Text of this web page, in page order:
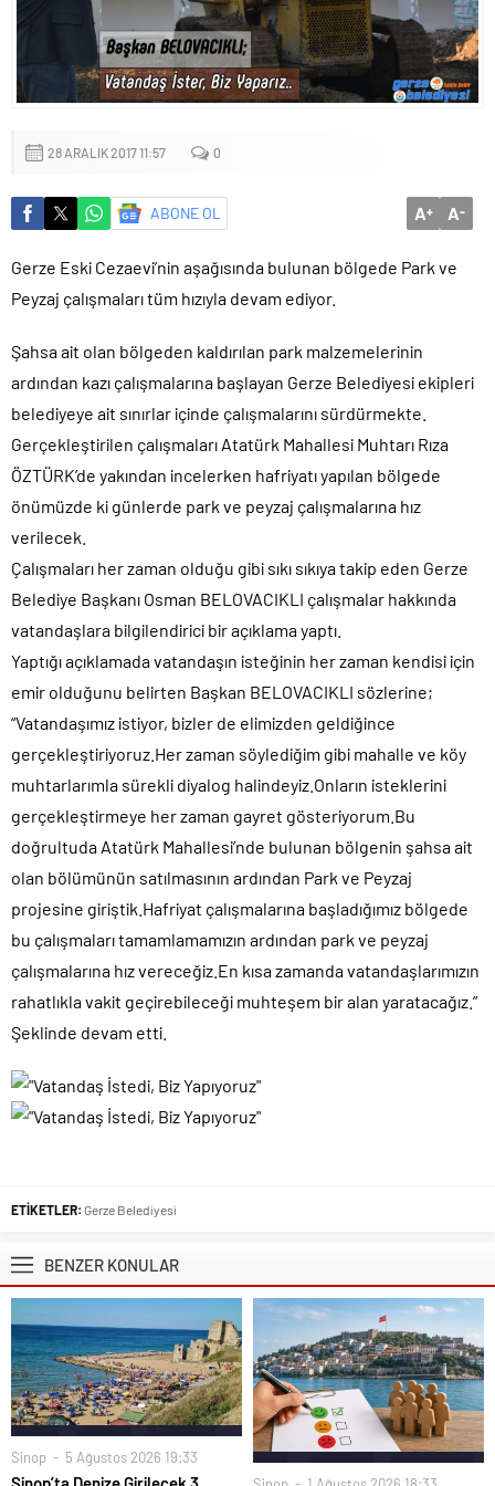
Küçük işletmeler büyük siber risklerle karşı karşıya
28 ARALIK 2017 11:57 0
ABONE OL A+ A-
Gerze Eski Cezaevi’nin aşağısında bulunan bölgede Park ve
Peyzaj çalışmaları tüm hızıyla devam ediyor.
Şahsa ait olan bölgeden kaldırılan park malzemelerinin
ardından kazı çalışmalarına başlayan Gerze Belediyesi ekipleri
belediyeye ait sınırlar içinde çalışmalarını sürdürmekte.
Gerçekleştirilen çalışmaları Atatürk Mahallesi Muhtarı Rıza
ÖZTÜRK’de yakından incelerken hafriyatı yapılan bölgede
önümüzde ki günlerde park ve peyzaj çalışmalarına hız
verilecek.
Çalışmaları her zaman olduğu gibi sıkı sıkıya takip eden Gerze
Belediye Başkanı Osman BELOVACIKLI çalışmalar hakkında
vatandaşlara bilgilendirici bir açıklama yaptı.
Yaptığı açıklamada vatandaşın isteğinin her zaman kendisi için
emir olduğunu belirten Başkan BELOVACIKLI sözlerine;
“Vatandaşımız istiyor, bizler de elimizden geldiğince
gerçekleştiriyoruz.Her zaman söylediğim gibi mahalle ve köy
muhtarlarımla sürekli diyalog halindeyiz.Onların isteklerini
gerçekleştirmeye her zaman gayret gösteriyorum.Bu
doğrultuda Atatürk Mahallesi’nde bulunan bölgenin şahsa ait
olan bölümünün satılmasının ardından Park ve Peyzaj
projesine giriştik.Hafriyat çalışmalarına başladığımız bölgede
bu çalışmaları tamamlamamızın ardından park ve peyzaj
çalışmalarına hız vereceğiz.En kısa zamanda vatandaşlarımızın
rahatlıkla vakit geçirebileceği muhteşem bir alan yaratacağız.”
Şeklinde devam etti.
ETİKETLER: Gerze Belediyesi
BENZER KONULAR
Sinop 5 Ağustos 2026 19:33